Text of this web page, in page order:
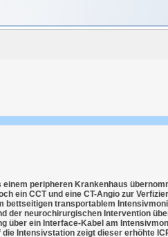
peripheren Krankenhaus
ein CCT und eine CT-Angio zur
bettseitigen transportablem
der neurochirurgischen Intervention
über ein Interface-Kabel am
Intensivstation zeigt dieser erhöhte